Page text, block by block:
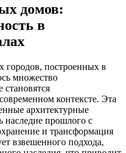
домов:
в
городов, построенных в
множество
становятся
контексте. Эта
архитектурные
наследие прошлого с
и трансформация
взвешенного подхода,